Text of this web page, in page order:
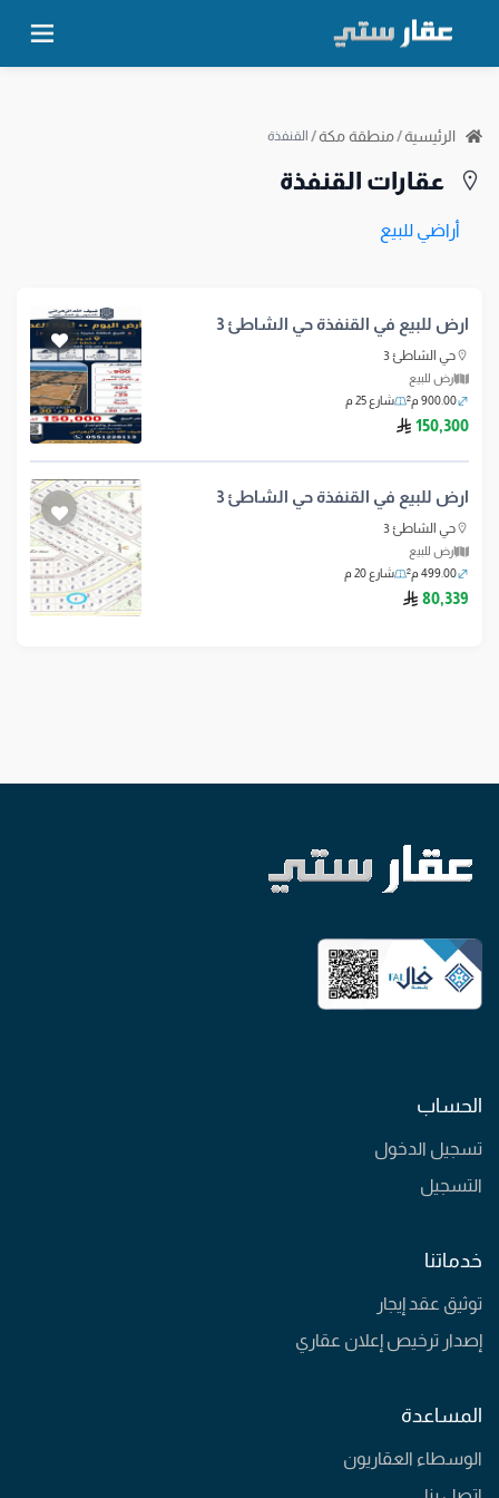
الرئيسية/منطقة مكة/ القنفذة
عقارات القنفذة
أراضي للبيع
ارض للبيع في القنفذة حي الشاطئ 3
حي الشاطئ 3
ارض للبيع
900.00 م²
شارع 25 م
150,300 ريال سعودي
ارض للبيع في القنفذة حي الشاطئ 3
حي الشاطئ 3
ارض للبيع
499.00 م²
شارع 20 م
80,339 ريال سعودي
الحساب
تسجيل الدخول
التسجيل
خدماتنا
توثيق عقد إيجار
إصدار ترخيص إعلان عقاري
المساعدة
الوسطاء العقاريون